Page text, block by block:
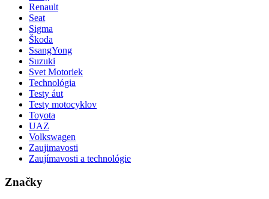
Renault
Seat
Sigma
Škoda
SsangYong
Suzuki
Svet Motoriek
Technológia
Testy áut
Testy motocyklov
Toyota
UAZ
Volkswagen
Zaujimavosti
Zaujímavosti a technológie
Značky